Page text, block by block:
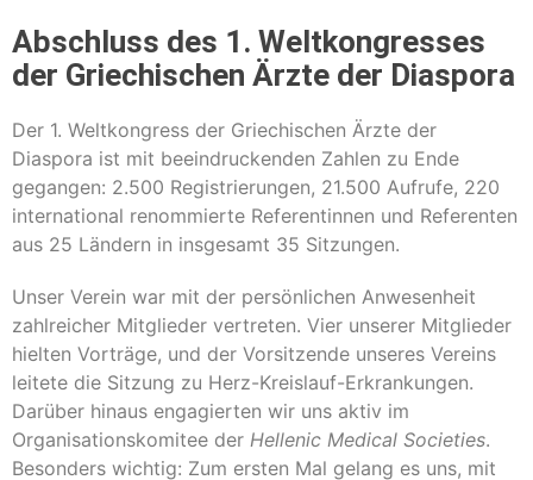
Abschluss des 1. Weltkongresses
der Griechischen Ärzte der Diaspora
Der 1. Weltkongress der Griechischen Ärzte der
Diaspora ist mit beeindruckenden Zahlen zu Ende
gegangen: 2.500 Registrierungen, 21.500 Aufrufe, 220
international renommierte Referentinnen und Referenten
aus 25 Ländern in insgesamt 35 Sitzungen.
Unser Verein war mit der persönlichen Anwesenheit
zahlreicher Mitglieder vertreten. Vier unserer Mitglieder
hielten Vorträge, und der Vorsitzende unseres Vereins
leitete die Sitzung zu Herz-Kreislauf-Erkrankungen.
Darüber hinaus engagierten wir uns aktiv im
Organisationskomitee der Hellenic Medical Societies.
Besonders wichtig: Zum ersten Mal gelang es uns, mit